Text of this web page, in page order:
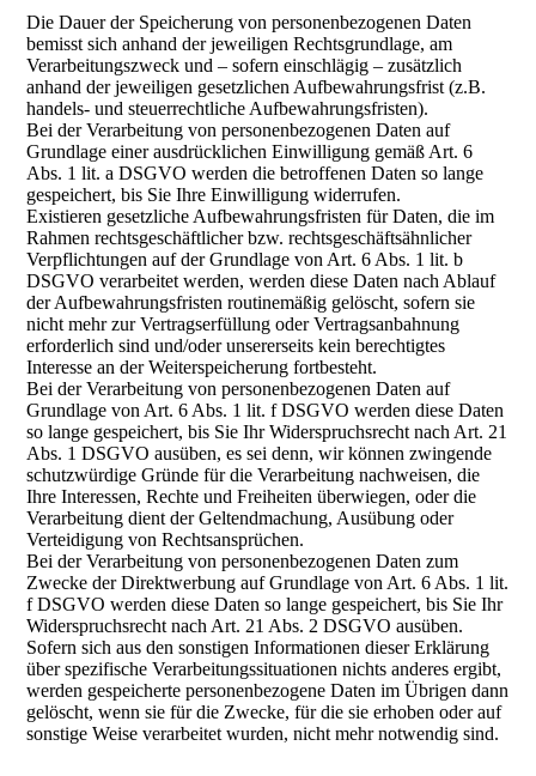
Die Dauer der Speicherung von personenbezogenen Daten
bemisst sich anhand der jeweiligen Rechtsgrundlage, am
Verarbeitungszweck und – sofern einschlägig – zusätzlich
anhand der jeweiligen gesetzlichen Aufbewahrungsfrist (z.B.
handels- und steuerrechtliche Aufbewahrungsfristen).
Bei der Verarbeitung von personenbezogenen Daten auf
Grundlage einer ausdrücklichen Einwilligung gemäß Art. 6
Abs. 1 lit. a DSGVO werden die betroffenen Daten so lange
gespeichert, bis Sie Ihre Einwilligung widerrufen.
Existieren gesetzliche Aufbewahrungsfristen für Daten, die im
Rahmen rechtsgeschäftlicher bzw. rechtsgeschäftsähnlicher
Verpflichtungen auf der Grundlage von Art. 6 Abs. 1 lit. b
DSGVO verarbeitet werden, werden diese Daten nach Ablauf
der Aufbewahrungsfristen routinemäßig gelöscht, sofern sie
nicht mehr zur Vertragserfüllung oder Vertragsanbahnung
erforderlich sind und/oder unsererseits kein berechtigtes
Interesse an der Weiterspeicherung fortbesteht.
Bei der Verarbeitung von personenbezogenen Daten auf
Grundlage von Art. 6 Abs. 1 lit. f DSGVO werden diese Daten
so lange gespeichert, bis Sie Ihr Widerspruchsrecht nach Art. 21
Abs. 1 DSGVO ausüben, es sei denn, wir können zwingende
schutzwürdige Gründe für die Verarbeitung nachweisen, die
Ihre Interessen, Rechte und Freiheiten überwiegen, oder die
Verarbeitung dient der Geltendmachung, Ausübung oder
Verteidigung von Rechtsansprüchen.
Bei der Verarbeitung von personenbezogenen Daten zum
Zwecke der Direktwerbung auf Grundlage von Art. 6 Abs. 1 lit.
f DSGVO werden diese Daten so lange gespeichert, bis Sie Ihr
Widerspruchsrecht nach Art. 21 Abs. 2 DSGVO ausüben.
Sofern sich aus den sonstigen Informationen dieser Erklärung
über spezifische Verarbeitungssituationen nichts anderes ergibt,
werden gespeicherte personenbezogene Daten im Übrigen dann
gelöscht, wenn sie für die Zwecke, für die sie erhoben oder auf
sonstige Weise verarbeitet wurden, nicht mehr notwendig sind.